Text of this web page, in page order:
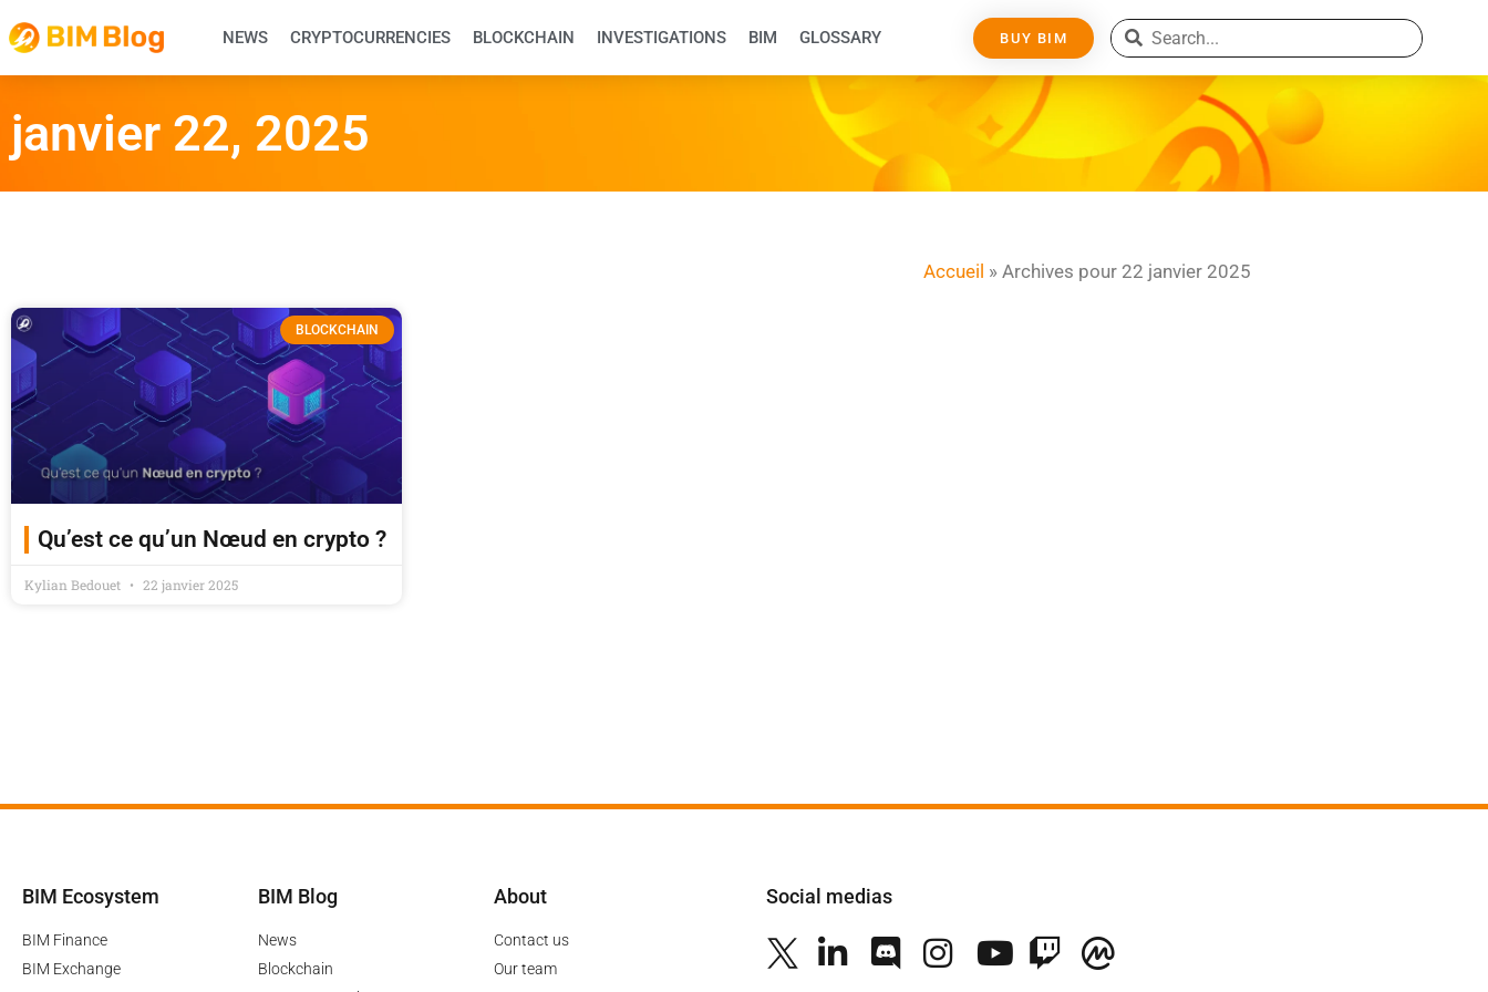
NEWS CRYPTOCURRENCIES BLOCKCHAIN INVESTIGATIONS BIM GLOSSARY BUY BIM
janvier 22, 2025
Accueil » Archives pour 22 janvier 2025
BLOCKCHAIN
Qu’est ce qu’un Nœud en crypto ?
Kylian Bedouet 22 janvier 2025
BIM Ecosystem
BIM Finance
BIM Exchange
BIM Blog
News
Blockchain
About
Contact us
Our team
Social medias